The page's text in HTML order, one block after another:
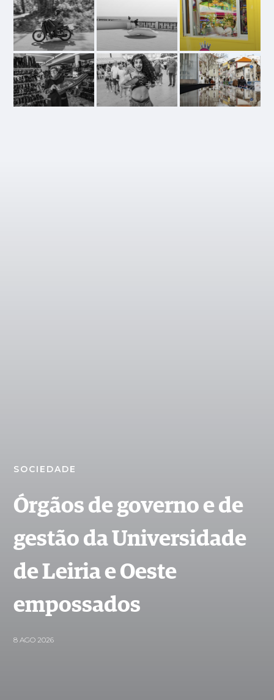
SOCIEDADE
Órgãos de governo e de
gestão da Universidade
de Leiria e Oeste
empossados
8 AGO 2026